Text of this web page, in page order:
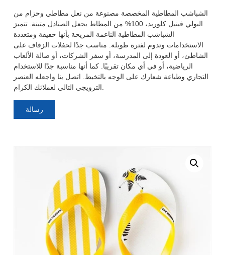
الشباشب المطاطية المخصصة مصنوعة من نعل مطاطي وحزام من
البولي فينيل كلوريد، 100% من المطاط يجعل الصنادل متينة. تتميز
الشباشب المطاطية الناعمة المريحة بأنها خفيفة ومتعددة
الاستخدامات وتدوم لفترة طويلة. مناسب جدًا لحفلات الزفاف على
الشاطئ، أو العودة إلى المدرسة، أو سفر الشركات، أو صالة الألعاب
الرياضية، أو في أي مكان تقريبًا. كما أنها مناسبة جدًا للاستخدام
التجاري وطباعة شعارك على الوجه بالتخبط. اتصل بنا واجعله العنصر
رسالة